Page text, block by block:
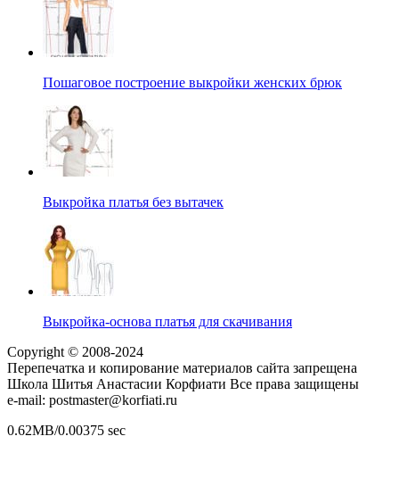
Пошаговое построение выкройки женских брюк
Выкройка платья без вытачек
Выкройка-основа платья для скачивания
Copyright © 2008-2024
Перепечатка и копирование материалов сайта запрещена
Школа Шитья Анастасии Корфиати Все права защищены
e-mail: postmaster@korfiati.ru
0.62MB/0.00375 sec